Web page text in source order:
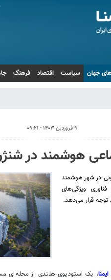
جهان سیاست اقتصاد فرهنگ
۹ فروردین ۱۴۰۳ - ۰۹:۲۱
هوشمند در
در شهر هوشمند
ویژگی‌های
توجه قرار می‌دهد.
، یک استودیوی هلندی از محله‌ای